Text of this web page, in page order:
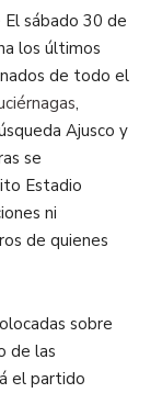
El sábado 30 de
los últimos
de todo el
,
Ajusco y
se
Estadio
ni
de quienes
sobre
de las
el partido